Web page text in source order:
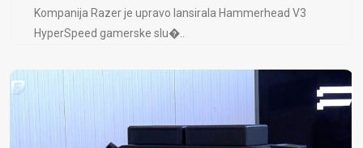
Kompanija Razer je upravo lansirala Hammerhead V3
HyperSpeed ​​gamerske slu�..